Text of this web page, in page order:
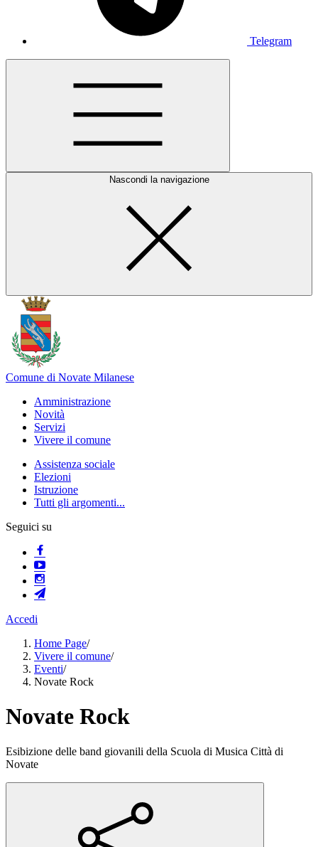
Telegram
Nascondi la navigazione
Comune di Novate Milanese
Amministrazione
Novità
Servizi
Vivere il comune
Assistenza sociale
Elezioni
Istruzione
Tutti gli argomenti...
Seguici su
Accedi
Home Page/
Vivere il comune/
Eventi/
Novate Rock
Novate Rock
Esibizione delle band giovanili della Scuola di Musica Città di
Novate